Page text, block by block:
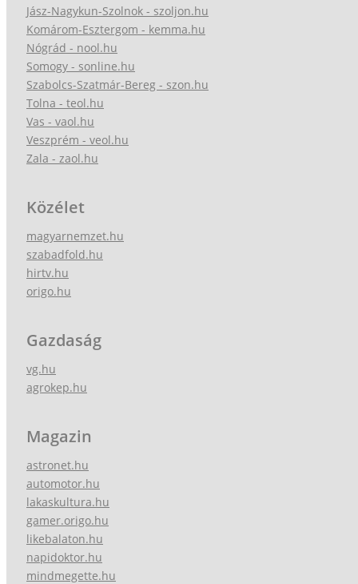
Jász-Nagykun-Szolnok - szoljon.hu
Komárom-Esztergom - kemma.hu
Nógrád - nool.hu
Somogy - sonline.hu
Szabolcs-Szatmár-Bereg - szon.hu
Tolna - teol.hu
Vas - vaol.hu
Veszprém - veol.hu
Zala - zaol.hu
Közélet
magyarnemzet.hu
szabadfold.hu
hirtv.hu
origo.hu
Gazdaság
vg.hu
agrokep.hu
Magazin
astronet.hu
automotor.hu
lakaskultura.hu
gamer.origo.hu
likebalaton.hu
napidoktor.hu
mindmegette.hu